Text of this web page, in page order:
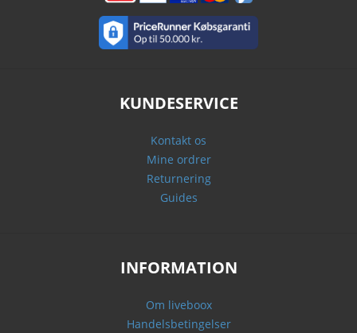
KUNDESERVICE
Kontakt os
Mine ordrer
Returnering
Guides
INFORMATION
Om liveboox
Handelsbetingelser